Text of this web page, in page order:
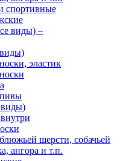
спортивные
виды) –
эластик
виды)
шерсти, собачьей
ангора и т.п.